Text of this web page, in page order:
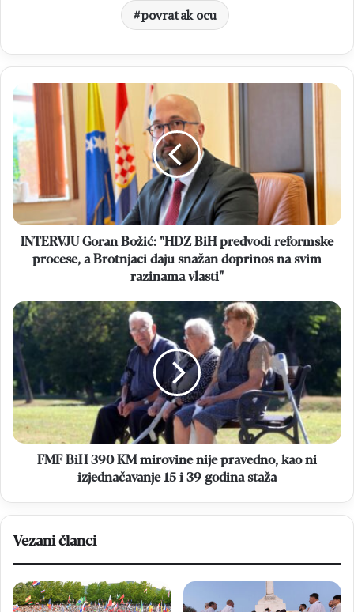
povratak ocu
INTERVJU
Goran
Božić:
"HDZ
BiH
predvodi
reformske
procese,
a
Brotnjaci
na
svim
razinama
vlasti"
INTERVJU Goran Božić: "HDZ BiH predvodi reformske
procese, a Brotnjaci daju snažan doprinos na svim
razinama vlasti"
FMF
BiH
390
KM
mirovine
nije
pravedno,
kao
ni
izjednačavanje
staža
FMF BiH 390 KM mirovine nije pravedno, kao ni
izjednačavanje 15 i 39 godina staža
Vezani članci